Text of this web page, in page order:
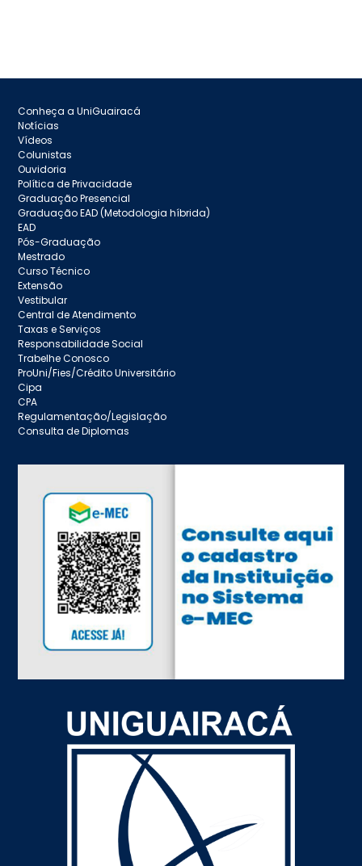
Conheça a UniGuairacá
Notícias
Vídeos
Colunistas
Ouvidoria
Política de Privacidade
Graduação Presencial
Graduação EAD (Metodologia híbrida)
EAD
Pós-Graduação
Mestrado
Curso Técnico
Extensão
Vestibular
Central de Atendimento
Taxas e Serviços
Responsabilidade Social
Trabelhe Conosco
ProUni/Fies/Crédito Universitário
Cipa
CPA
Regulamentação/Legislação
Consulta de Diplomas